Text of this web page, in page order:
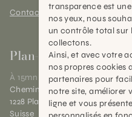
Contact et horaires
Plan-les-Ouates
À 15mn du centre de Genève
Chemin des Charrotons 25
1228 Plan-les-Ouates (GE)
Suisse
transparence est
nos yeux, nous
un contrôle total sur
collectons.
Ainsi, et avec votre
nos propres cookies
partenaires pour
notre site, améliorer
ligne et vous